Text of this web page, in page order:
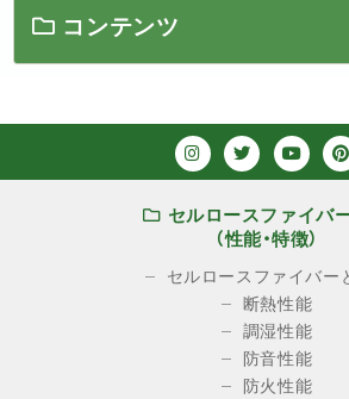
コンテンツ
セルロースファイバ
（性能・特徴）
セルロースファイバー
断熱性能
調湿性能
防音性能
防火性能